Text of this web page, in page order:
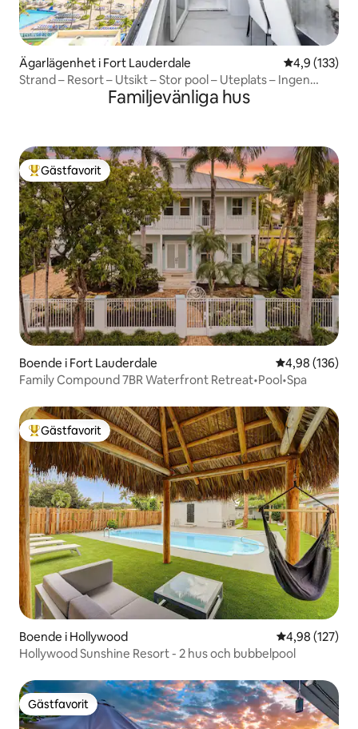
Ägarlägenhet i Fort Lauderdale 4,9 av 5 i
4,9 (133)
Strand – Resort – Utsikt – Stor pool – Uteplats – Ingen
Familjevänliga hus
Populär gästfavorit
Gästfavorit
Boende i Fort Lauderdale 4,98 av 5 i
4,98 (136)
Family Compound 7BR Waterfront Retreat•Pool•Spa
Populär gästfavorit
Gästfavorit
Boende i Hollywood 4,98 av 5 i
4,98 (127)
Hollywood Sunshine Resort - 2 hus och bubbelpool
Gästfavorit
Gästfavorit